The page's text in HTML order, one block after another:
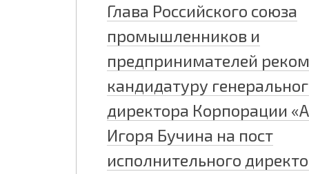
Глава Российского союза
промышленников и
предпринимателей
кандидатуру
директора Корпорации
Игоря Бучина на пост
исполнительного